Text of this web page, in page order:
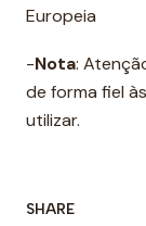
Europeia
-Nota:
de forma fiel
utilizar.
SHARE